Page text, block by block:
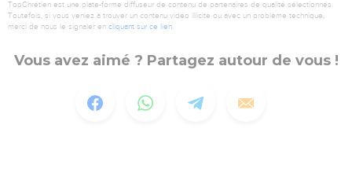
TopChrétien est une plate-forme diffuseur de contenu de partenaires de qualité sélectionnés.
Toutefois, si vous veniez à trouver un contenu vidéo illicite ou avec un problème technique,
merci de nous le signaler en cliquant sur ce lien.
Vous avez aimé ? Partagez autour de vous !